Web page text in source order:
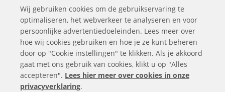
Contactgegevens
Wij gebruiken cookies om de gebruikservaring te
optimaliseren, het webverkeer te analyseren en voor
persoonlijke advertentiedoeleinden. Lees meer over
hoe wij cookies gebruiken en hoe je ze kunt beheren
door op "Cookie instellingen" te klikken. Als je akkoord
gaat met ons gebruik van cookies, klikt u op "Alles
accepteren". Lees hier meer over cookies in onze
privacyverklaring.